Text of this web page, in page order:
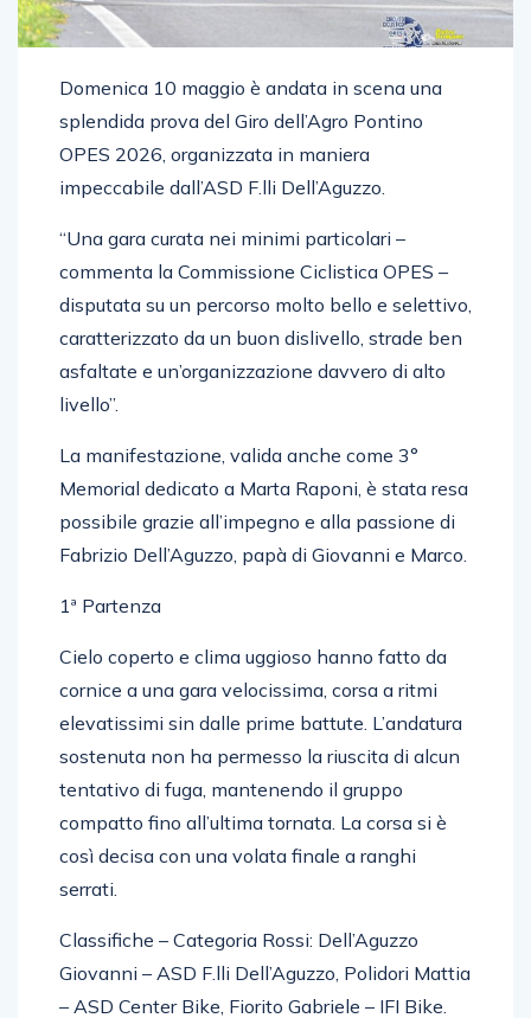
Domenica 10 maggio è andata in scena una
splendida prova del Giro dell’Agro Pontino
OPES 2026, organizzata in maniera
“Una gara curata nei minimi particolari –
commenta la Commissione Ciclistica OPES –
disputata su un percorso molto bello e selettivo,
caratterizzato da un buon dislivello, strade ben
asfaltate e un’organizzazione davvero di alto
La manifestazione, valida anche come 3°
Memorial dedicato a Marta Raponi, è stata resa
possibile grazie all’impegno e alla passione di
Cielo coperto e clima uggioso hanno fatto da
cornice a una gara velocissima, corsa a ritmi
elevatissimi sin dalle prime battute. L’andatura
sostenuta non ha permesso la riuscita di alcun
tentativo di fuga, mantenendo il gruppo
compatto fino all’ultima tornata. La corsa si è
così decisa con una volata finale a ranghi
Classifiche – Categoria Rossi: Dell’Aguzzo
Giovanni – ASD F.lli Dell’Aguzzo, Polidori Mattia